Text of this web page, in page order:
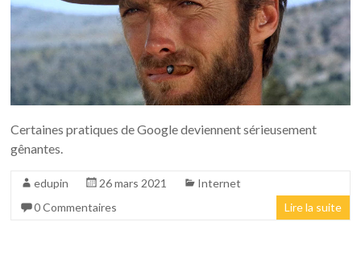
Certaines pratiques de Google deviennent sérieusement
gênantes.
edupin 26 mars 2021
Internet
0 Commentaires
Lire la suite